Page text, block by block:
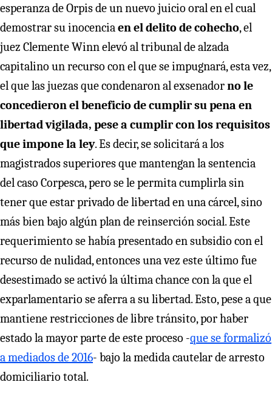
esperanza de Orpis de un nuevo juicio oral en el cual
demostrar su inocenciaen el delito de cohecho, el
juez Clemente Winn elevó al tribunal de alzada
capitalino un recurso con el que se impugnará, esta vez,
el que las juezas que condenaron al exsenadorno le
concedieron el beneficio de cumplir su pena en
libertad vigilada, pese a cumplir con los requisitos
que impone la ley. Es decir, se solicitará a los
magistrados superiores que mantengan la sentencia
del caso Corpesca, pero se le permita cumplirla sin
tener que estar privado de libertad en una cárcel, sino
más bien bajo algún plan de reinserción social. Este
requerimiento se había presentado en subsidio con el
recurso de nulidad, entonces una vez este último fue
desestimado se activó la última chance con la que el
exparlamentario se aferra a su libertad. Esto, pese a que
mantiene restricciones de libre tránsito, por haber
estado la mayor parte de este proceso -que se formalizó
a mediados de 2016- bajo la medida cautelar de arresto
domiciliario total.